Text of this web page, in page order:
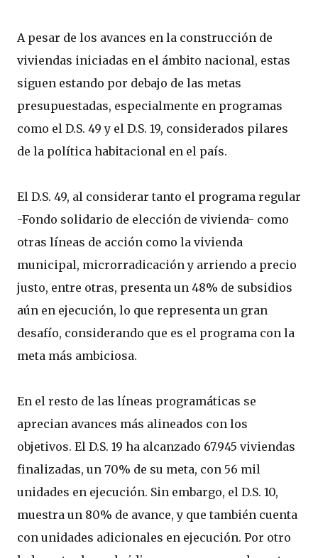
A pesar de los avances en la construcción de
viviendas iniciadas en el ámbito nacional, estas
siguen estando por debajo de las metas
presupuestadas, especialmente en programas
como el D.S. 49 y el D.S. 19, considerados pilares
de la política habitacional en el país.
El D.S. 49, al considerar tanto el programa regular
-Fondo solidario de elección de vivienda- como
otras líneas de acción como la vivienda
municipal, microrradicación y arriendo a precio
justo, entre otras, presenta un 48% de subsidios
aún en ejecución, lo que representa un gran
desafío, considerando que es el programa con la
meta más ambiciosa.
En el resto de las líneas programáticas se
aprecian avances más alineados con los
objetivos. El D.S. 19 ha alcanzado 67.945 viviendas
finalizadas, un 70% de su meta, con 56 mil
unidades en ejecución. Sin embargo, el D.S. 10,
muestra un 80% de avance, y que también cuenta
con unidades adicionales en ejecución. Por otro